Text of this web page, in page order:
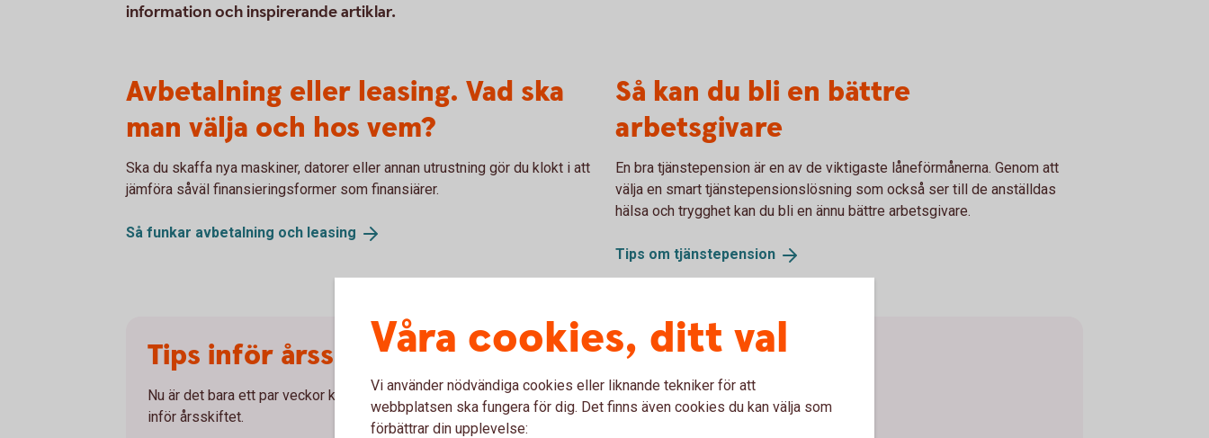
information och inspirerande artiklar.
Avbetalning eller leasing. Vad ska
man välja och hos vem?
Ska du skaffa nya maskiner, datorer eller annan utrustning gör du klokt i att
jämföra såväl finansieringsformer som finansiärer.
Så funkar avbetalning och leasing
Så kan du bli en bättre
arbetsgivare
En bra tjänstepension är en av de viktigaste låneförmånerna. Genom att
välja en smart tjänstepensionslösning som också ser till de anställdas
hälsa och trygghet kan du bli en ännu bättre arbetsgivare.
Tips om tjänstepension
Tips inför årsskiftet
Nu är det bara ett par veckor kvar till nyår. Här får du tips på vad är bra att titta extra på
inför årsskiftet.
Våra cookies, ditt val
Vi använder nödvändiga cookies eller liknande tekniker för att
webbplatsen ska fungera för dig. Det finns även cookies du kan välja som
förbättrar din upplevelse: